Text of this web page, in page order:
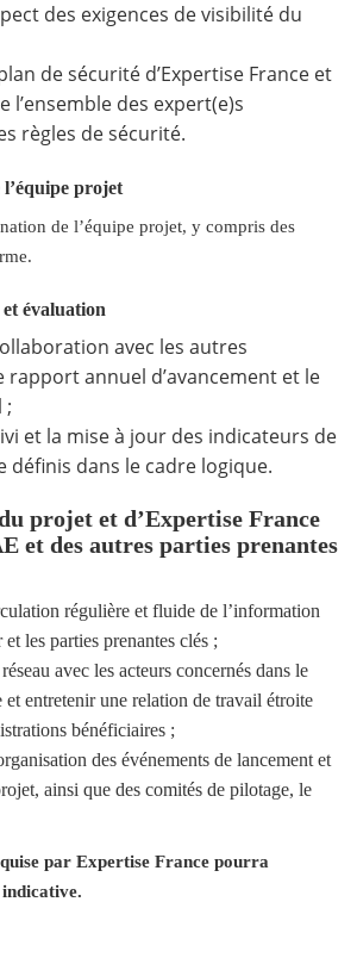
des exigences de visibilité du
de sécurité d’Expertise France et
l’ensemble des expert(e)s
règles de sécurité.
projet
de l’équipe projet, y compris des
évaluation
avec les autres
rapport annuel d’avancement et le
;
et la mise à jour des indicateurs de
définis dans le cadre logique.
projet et d’Expertise France
et des autres parties prenantes
régulière et fluide de l’information
les parties prenantes clés ;
avec les acteurs concernés dans le
et entretenir une relation de travail étroite
bénéficiaires ;
des événements de lancement et
ainsi que des comités de pilotage, le
par Expertise France pourra